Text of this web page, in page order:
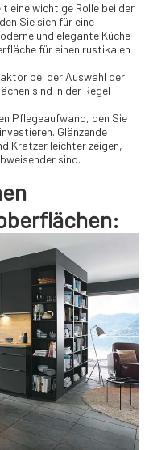
eine wichtige Rolle bei der
Sie sich für eine
und elegante Küche
für einen rustikalen
bei der Auswahl der
sind in der Regel
Pflegeaufwand, den Sie
Glänzende
Kratzer leichter zeigen,
sind.